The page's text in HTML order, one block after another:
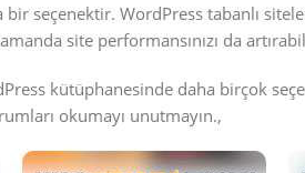
bir seçenektir. WordPress tabanlı
site performansınızı da
kütüphanesinde daha birçok
okumayı unutmayın.,